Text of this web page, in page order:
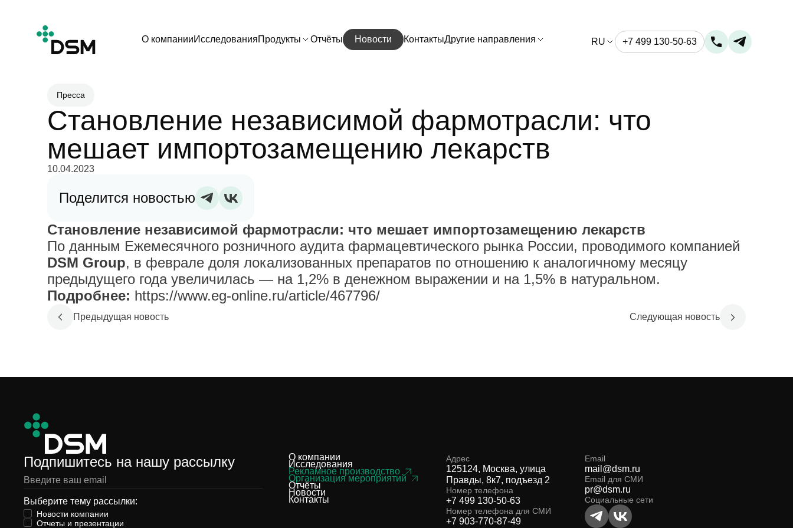
О компанииИсследованияПродукты Отчёты Новости КонтактыДругие направления RU +7 499 130-50-63
Пресса
Становление независимой фармотрасли: что
мешает импортозамещению лекарств
10.04.2023
Поделится новостью
Становление независимой фармотрасли: что мешает импортозамещению лекарств
По данным Ежемесячного розничного аудита фармацевтического рынка России, проводимого компанией
DSM Group, в феврале доля локализованных препаратов по отношению к аналогичному месяцу
предыдущего года увеличилась — на 1,2% в денежном выражении и на 1,5% в натуральном.
Подробнее: https://www.eg-online.ru/article/467796/
Предыдущая новость Следующая новость
Подпишитесь на нашу рассылку
Выберите тему рассылки:
Новости компании
Отчеты и презентации
О компании
Исследования
Рекламное производство
Организация мероприятий
Отчёты
Новости
Контакты
Адрес
125124, Москва, улица
Правды, 8к7, подъезд 2
Номер телефона
+7 499 130-50-63
Номер телефона для СМИ
+7 903-770-87-49
Email
mail@dsm.ru
Email для СМИ
pr@dsm.ru
Социальные сети